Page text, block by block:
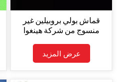
قماش بولي بروبيلين غير
منسوج من شركة هينغوا
عرض المزيد